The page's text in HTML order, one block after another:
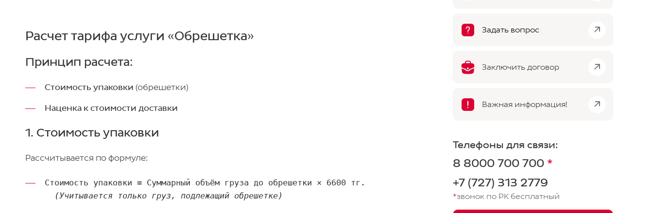
Расчет тарифа услуги «Обрешетка»
Принцип расчета:
Стоимость упаковки (обрешетки)
Наценка к стоимости доставки
1. Стоимость упаковки
Рассчитывается по формуле:
  (Учитывается только груз, подлежащий обрешетке)
(предварительный расчет стоимости
нужно производить в калькуляторе,
Задать вопрос
Заключить договор
Важная информация!
Телефоны для связи:
8 8000 700 700 *
+7 (727) 313 2779
*звонок по РК бесплатный